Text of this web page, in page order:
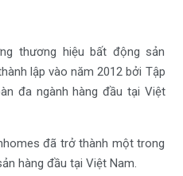
thương hiệu bất động sản
lập vào năm 2012 bởi Tập
đa ngành hàng đầu tại Việt
đã trở thành một trong
hàng đầu tại Việt Nam.